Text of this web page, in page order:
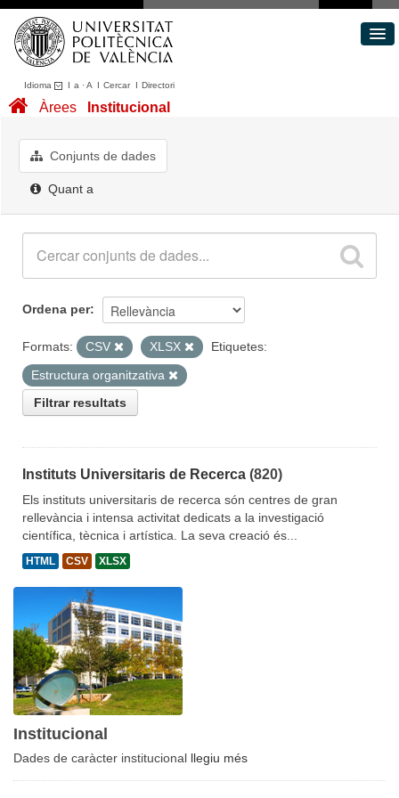
Idioma I a ·A I CercarI Directori
Conjunts de dades
Quant a
Àrees Institucional
Conjunts de dades
Quant a
Ordena per
Formats: CSV XLSX
Etiquetes:
Estructura organitzativa
Filtrar resultats
Instituts Universitaris de Recerca (820)
Els instituts universitaris de recerca són centres de gran
rellevància i intensa activitat dedicats a la investigació
científica, tècnica i artística. La seva creació és...
HTML CSV XLSX
Institucional
Dades de caràcter institucional llegiu més